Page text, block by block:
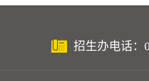
招生办电话：